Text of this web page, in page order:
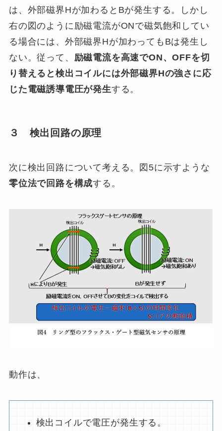
は、外部磁界Hが加わるとBが発生する。しかし
右の図のように励磁電流がONで磁気飽和してい
る場合には、外部磁界Hが加わってもBは発生し
ない。従って、 励磁電流を高速でON 、OFFを切
り替えると検出コイルには外部磁界Hの強さに応
じた電磁誘導電圧が発生する。
３ 検出回路の原理
次に検出回路について考える。図5に示すような
零位法で回路を構成する。
動作は、
検出コイルで電圧が発生する。